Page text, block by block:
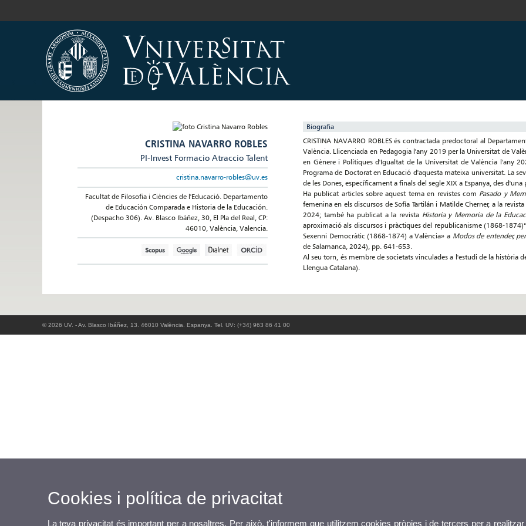
CRISTINA NAVARRO ROBLES
PI-Invest Formacio Atraccio Talent
cristina.navarro-robles@uv.es
Facultat de Filosofia i Ciències de l'Educació. Departamento
de Educación Comparada e Historia de la Educación.
(Despacho 306). Av. Blasco Ibáñez, 30, El Pla del Real, CP:
46010, València, Valencia.
Biografia
CRISTINA NAVARRO ROBLES és contractada predoctoral al
València. Llicenciada en Pedagogia l'any 2019 per la Universitat de
en Gènere i Polítiques d'Igualtat de la Universitat de València l'any
Programa de Doctorat en Educació d'aquesta mateixa universitat. La
de les Dones, específicament a finals del segle XIX a Espanya, des
Ha publicat articles sobre aquest tema en revistes com Pasado y
femenina en els discursos de Sofía Tartilán i Matilde Cherner, a la
2024; també ha publicat a la revista Historia y Memoria de la
aproximació als discursos i pràctiques del republicanisme (1868-
Sexenni Democràtic (1868-1874) a València» a Modos de entender,
de Salamanca, 2024), pp. 641-653.
Al seu torn, és membre de societats vinculades a l'estudi de la història
Llengua Catalana).
© 2026 UV. - Av. Blasco Ibáñez, 13. 46010 València. Espanya. Tel. UV: (+34) 963 86 41 00
Cookies i política de privacitat
La teva privacitat és important per a nosaltres. Per això, t'informem que utilitzem cookies pròpies i de tercers per a realitzar